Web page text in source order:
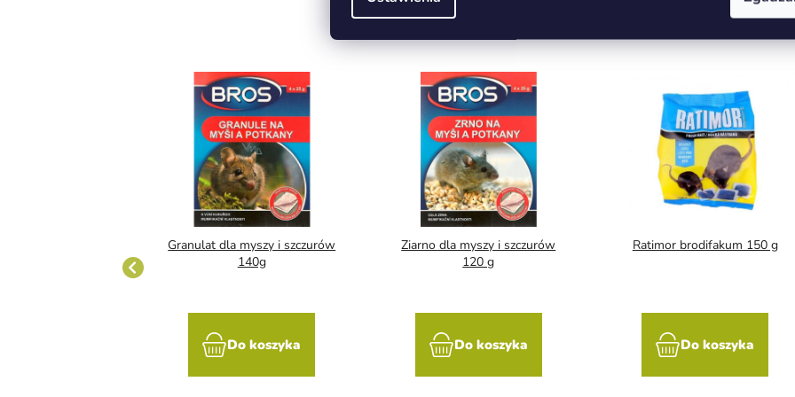
Granulat dla myszy i szczurów
140g
Do koszyka
Ziarno dla myszy i szczurów
120 g
Do koszyka
Ratimor brodifakum 150 g
Do koszyka